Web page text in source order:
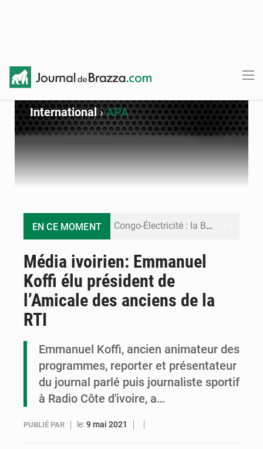
International›APA
EN CE MOMENT Congo-Électricité : la BAD renforce son appui pour accélérer les investissements
Compétitions africaines : la CAF ferme la porte à l’AC Léopards et à l’AS Otohô
Média ivoirien: Emmanuel
Koffi élu président de
l’Amicale des anciens de la
RTI
Emmanuel Koffi, ancien animateur des
programmes, reporter et présentateur
du journal parlé puis journaliste sportif
à Radio Côte d'ivoire, a…
PUBLIÉ PAR le:9 mai 2021